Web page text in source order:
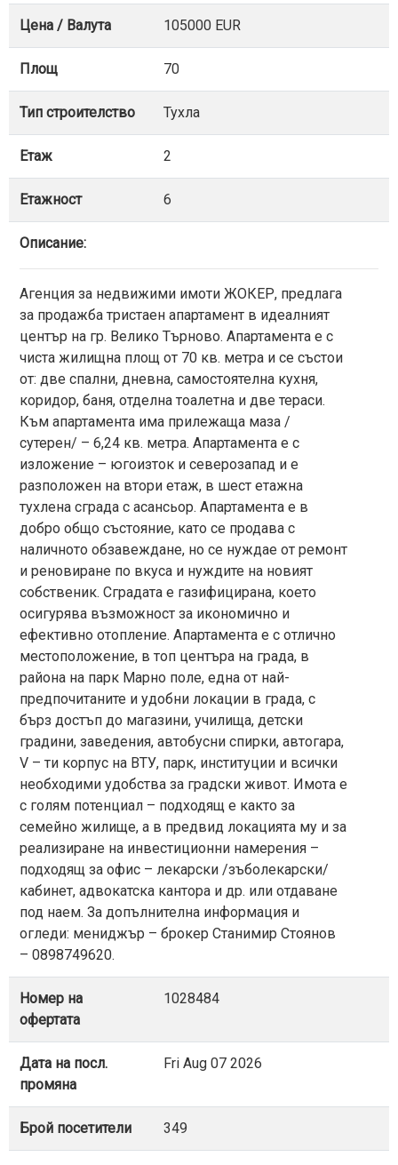
Цена / Валута 105000 EUR
Площ 70
Тип строителство Тухла
Етаж 2
Етажност 6
Описание:
Агенция за недвижими имоти ЖОКЕР, предлага
за продажба тристаен апартамент в идеалният
център на гр. Велико Търново. Апартамента е с
чиста жилищна площ от 70 кв. метра и се състои
от: две спални, дневна, самостоятелна кухня,
коридор, баня, отделна тоалетна и две тераси.
Към апартамента има прилежаща маза /
сутерен/ – 6,24 кв. метра. Апартамента е с
изложение – югоизток и северозапад и е
разположен на втори етаж, в шест етажна
тухлена сграда с асансьор. Апартамента е в
добро общо състояние, като се продава с
наличното обзавеждане, но се нуждае от ремонт
и реновиране по вкуса и нуждите на новият
собственик. Сградата е газифицирана, което
осигурява възможност за икономично и
ефективно отопление. Апартамента е с отлично
местоположение, в топ центъра на града, в
района на парк Марно поле, една от най-
предпочитаните и удобни локации в града, с
бърз достъп до магазини, училища, детски
градини, заведения, автобусни спирки, автогара,
V – ти корпус на ВТУ, парк, институции и всички
необходими удобства за градски живот. Имота е
с голям потенциал – подходящ е както за
семейно жилище, а в предвид локацията му и за
реализиране на инвестиционни намерения –
подходящ за офис – лекарски /зъболекарски/
кабинет, адвокатска кантора и др. или отдаване
под наем. За допълнителна информация и
огледи: мениджър – брокер Станимир Стоянов
– 0898749620.
Номер на
офертата
1028484
Дата на посл.
промяна
Fri Aug 07 2026
Брой посетители 349